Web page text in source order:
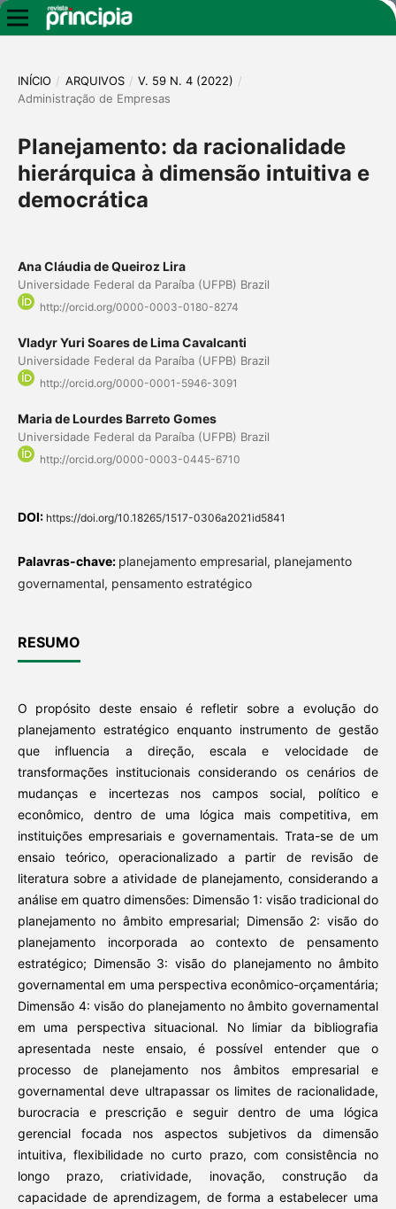
INÍCIO / ARQUIVOS / V. 59 N. 4 (2022) /
Administração de Empresas
Planejamento: da racionalidade
hierárquica à dimensão intuitiva e
democrática
Ana Cláudia de Queiroz Lira
Universidade Federal da Paraíba (UFPB) Brazil
http://orcid.org/0000-0003-0180-8274
Vladyr Yuri Soares de Lima Cavalcanti
Universidade Federal da Paraíba (UFPB) Brazil
http://orcid.org/0000-0001-5946-3091
Maria de Lourdes Barreto Gomes
Universidade Federal da Paraíba (UFPB) Brazil
http://orcid.org/0000-0003-0445-6710
DOI: https://doi.org/10.18265/1517-0306a2021id5841
Palavras-chave: planejamento empresarial, planejamento
governamental, pensamento estratégico
RESUMO
O propósito deste ensaio é refletir sobre a evolução do
planejamento estratégico enquanto instrumento de gestão
que influencia a direção, escala e velocidade de
transformações institucionais considerando os cenários de
mudanças e incertezas nos campos social, político e
econômico, dentro de uma lógica mais competitiva, em
instituições empresariais e governamentais. Trata-se de um
ensaio teórico, operacionalizado a partir de revisão de
literatura sobre a atividade de planejamento, considerando a
análise em quatro dimensões: Dimensão 1: visão tradicional do
planejamento no âmbito empresarial; Dimensão 2: visão do
planejamento incorporada ao contexto de pensamento
estratégico; Dimensão 3: visão do planejamento no âmbito
governamental em uma perspectiva econômico-orçamentária;
Dimensão 4: visão do planejamento no âmbito governamental
em uma perspectiva situacional. No limiar da bibliografia
apresentada neste ensaio, é possível entender que o
processo de planejamento nos âmbitos empresarial e
governamental deve ultrapassar os limites de racionalidade,
burocracia e prescrição e seguir dentro de uma lógica
gerencial focada nos aspectos subjetivos da dimensão
intuitiva, flexibilidade no curto prazo, com consistência no
longo prazo, criatividade, inovação, construção da
capacidade de aprendizagem, de forma a estabelecer uma